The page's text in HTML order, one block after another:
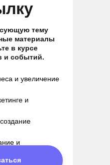
и увеличение
и
и
тему
материалы
в курсе
и событий.